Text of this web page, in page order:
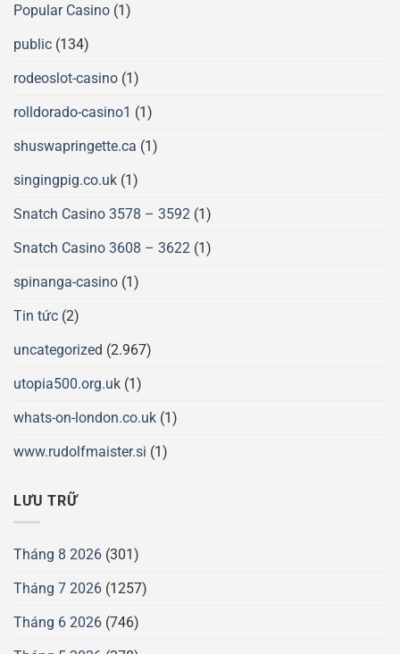
Popular Casino (1)
public (134)
rodeoslot-casino (1)
rolldorado-casino1 (1)
shuswapringette.ca (1)
singingpig.co.uk (1)
Snatch Casino 3578 – 3592 (1)
Snatch Casino 3608 – 3622 (1)
spinanga-casino (1)
Tin tức (2)
uncategorized (2.967)
utopia500.org.uk (1)
whats-on-london.co.uk (1)
www.rudolfmaister.si (1)
LƯU TRỮ
Tháng 8 2026 (301)
Tháng 7 2026 (1257)
Tháng 6 2026 (746)